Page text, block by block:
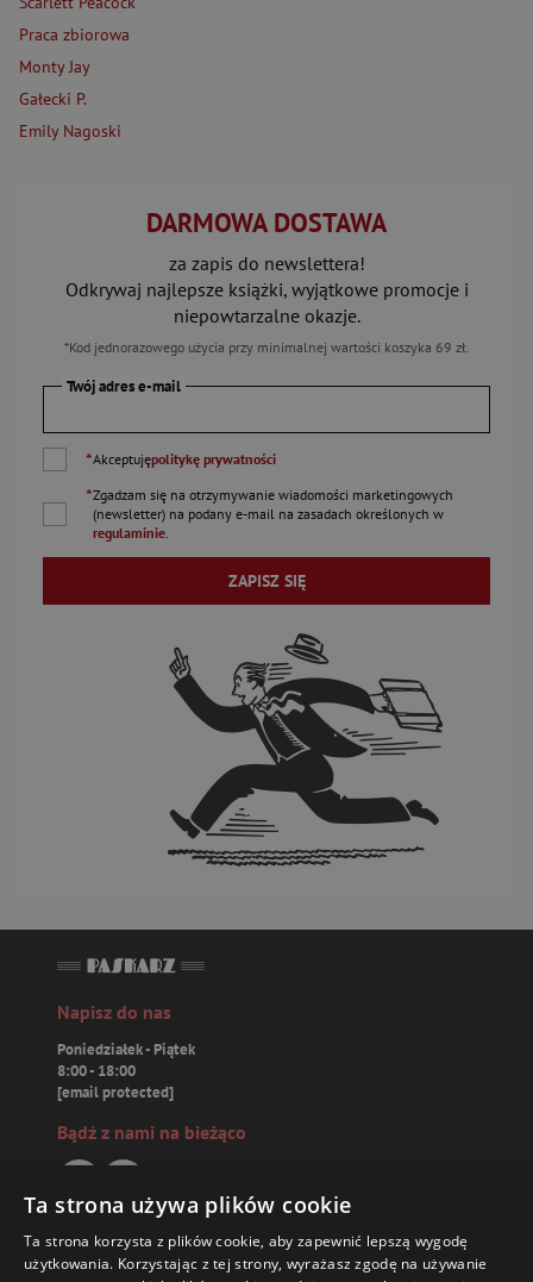
Praca zbiorowa
Monty Jay
Gałecki P.
Emily Nagoski
DARMOWA DOSTAWA
za zapis do newslettera!
Odkrywaj najlepsze książki, wyjątkowe promocje i
niepowtarzalne okazje.
*Kod jednorazowego użycia przy minimalnej wartości koszyka 69 zł.
Twój adres e-mail
*Akceptujępolitykę prywatności
*Zgadzam się na otrzymywanie wiadomości marketingowych
(newsletter) na podany e-mail na zasadach określonych w
regulaminie.
ZAPISZ SIĘ
Napisz do nas
Poniedziałek - Piątek
8:00 - 18:00
[email protected]
Bądź z nami na bieżąco
Paskarz.pl
Ta strona używa plików cookie
Ta strona korzysta z plików cookie, aby zapewnić lepszą wygodę
użytkowania. Korzystając z tej strony, wyrażasz zgodę na używanie